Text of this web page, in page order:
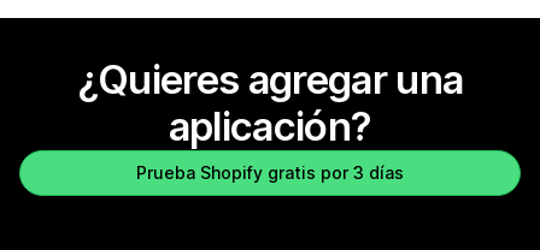
¿Quieres agregar una
aplicación?
Prueba Shopify gratis por 3 días